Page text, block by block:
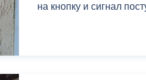
на кнопку и сигнал